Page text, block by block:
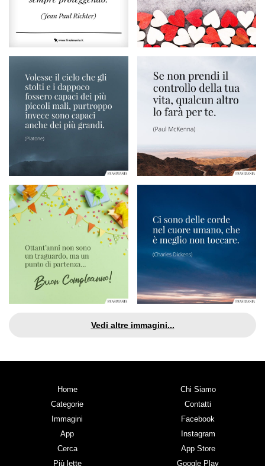
Vedi altre immagini...
Home
Categorie
Immagini
App
Cerca
Più lette
Chi Siamo
Contatti
Facebook
Instagram
App Store
Google Play